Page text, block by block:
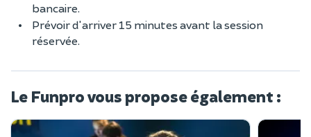
bancaire.
Prévoir d'arriver 15 minutes avant la session
réservée.
Le Funpro vous propose également :